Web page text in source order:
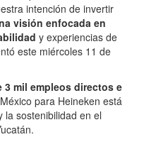
intención de invertir
visión enfocada en
y experiencias de
este miércoles 11 de
3 mil empleos directos e
para Heineken está
la sostenibilidad en el